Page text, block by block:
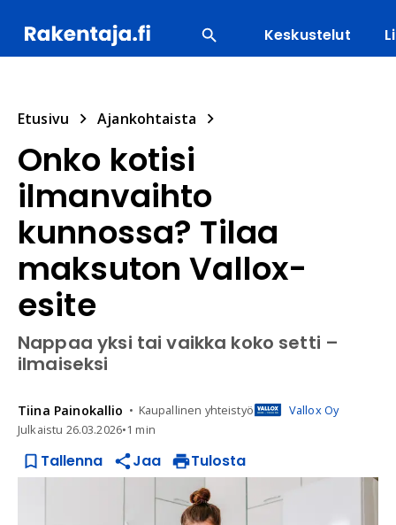
Keskustelut
Etusivu Ajankohtaista
Onko kotisi
ilmanvaihto
kunnossa? Tilaa
maksuton Vallox-
esite
Nappaa yksi tai vaikka koko setti –
ilmaiseksi
Tiina Painokallio Kaupallinen yhteistyö
Vallox Oy
Julkaistu 26.03.2026•1 min
Tallenna Jaa Tulosta